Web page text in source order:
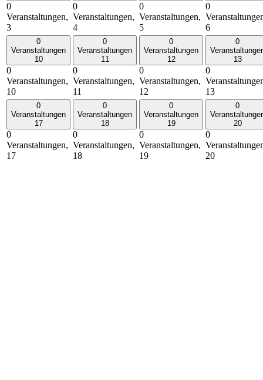
0
Veranstaltungen,
3
0
Veranstaltungen,
4
0
Veranstaltungen,
5
0
6
0
Veranstaltungen
10
0
Veranstaltungen,
10
0
Veranstaltungen
11
0
Veranstaltungen,
11
0
Veranstaltungen
12
0
Veranstaltungen,
12
0
13
0
13
0
Veranstaltungen
17
0
Veranstaltungen,
17
0
Veranstaltungen
18
0
Veranstaltungen,
18
0
Veranstaltungen
19
0
Veranstaltungen,
19
0
20
0
20